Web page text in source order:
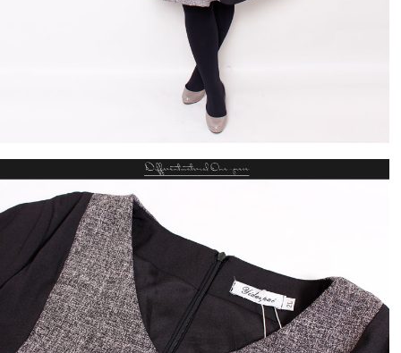
ただ、縫い目の後始末が悪いです
投稿日
2019/01/23
モデルのメリッサちゃんがコメントしているゆう通りの
お洋服でした。
360度着痩せして見えます！今回も購入して良かったで
このワンピースは女子力UPすると思います。とても素敵